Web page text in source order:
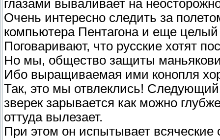
глазами вываливает на
Очень интересно следить за
компьютера Пентагона и еще
Поговаривают, что русские хотят
Но мы, общество защиты
Ибо выращиваемая ими конопля
Так, это мы отвлеклись! Следующий
зверек зарывается как можно
оттуда вылезает.
При этом он испытывает